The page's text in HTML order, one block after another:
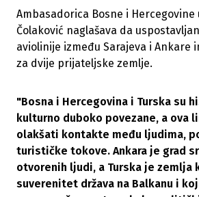
Ambasadorica Bosne i
Čolaković naglašava da
aviolinije između Sarajeva i Ankare
za dvije prijateljske zemlje.
"Bosna i Hercegovina i Turska su
kulturno duboko povezane, a ova
olakšati kontakte među ljudima,
turističke tokove. Ankara je grad
otvorenih ljudi, a Turska je zemlja
suverenitet država na Balkanu i